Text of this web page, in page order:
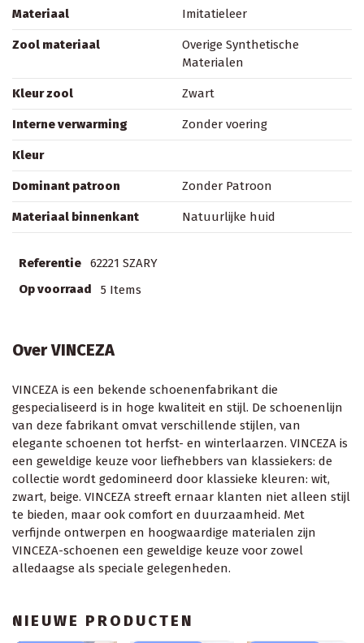
Materiaal Imitatieleer
Zool materiaal
Overige Synthetische
Materialen
Kleur zool Zwart
Interne verwarming Zonder voering
Kleur
Dominant patroon Zonder Patroon
Materiaal binnenkant Natuurlijke huid
Referentie
62221 SZARY
Op voorraad
5 Items
Over VINCEZA
VINCEZA is een bekende schoenenfabrikant die
gespecialiseerd is in hoge kwaliteit en stijl. De schoenenlijn
van deze fabrikant omvat verschillende stijlen, van
elegante schoenen tot herfst- en winterlaarzen. VINCEZA is
een geweldige keuze voor liefhebbers van klassiekers: de
collectie wordt gedomineerd door klassieke kleuren: wit,
zwart, beige. VINCEZA streeft ernaar klanten niet alleen stijl
te bieden, maar ook comfort en duurzaamheid. Met
verfijnde ontwerpen en hoogwaardige materialen zijn
VINCEZA-schoenen een geweldige keuze voor zowel
alledaagse als speciale gelegenheden.
NIEUWE PRODUCTEN